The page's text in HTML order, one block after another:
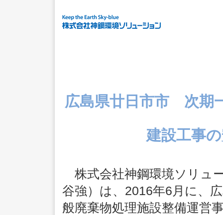
広島県廿日市市 次期
建設工事
株式会社神鋼環境ソリュ
谷強）は、2016年6月に、
般廃棄物処理施設整備運営